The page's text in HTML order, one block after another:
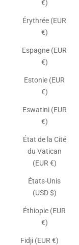
€)
Érythrée (EUR
€)
Espagne (EUR
€)
Estonie (EUR
€)
Eswatini (EUR
€)
État de la Cité
du Vatican
(EUR €)
États-Unis
(USD $)
Éthiopie (EUR
€)
Fidji (EUR €)